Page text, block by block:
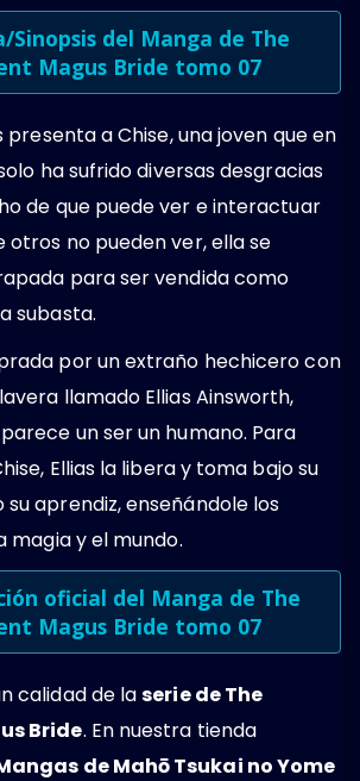
Sinopsis del Manga de The
Magus Bride tomo 07
presenta a Chise, una joven que en
ha sufrido diversas desgracias
de que puede ver e interactuar
otros no pueden ver, ella se
para ser vendida como
subasta.
por un extraño hechicero con
llamado Ellias Ainsworth,
un ser un humano. Para
Ellias la libera y toma bajo su
aprendiz, enseñándole los
magia y el mundo.
oficial del Manga de The
Magus Bride tomo 07
calidad de laserie de The
Bride. En nuestra tienda
de Mahō Tsukai no Yome